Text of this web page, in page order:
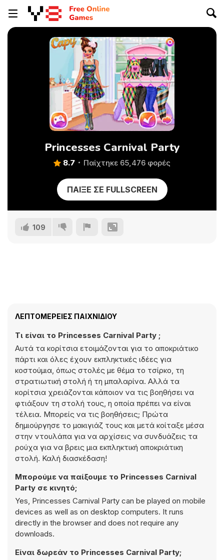
Princesses Carnival Party
8.7 Παίχτηκε 65,476 φορές
ΠΑΊΞΕ ΣΕ FULLSCREEN
109
ΛΕΠΤΟΜΈΡΕΙΕΣ ΠΑΙΧΝΙΔΙΟΎ
Τι είναι το Princesses Carnival Party ;
Αυτά τα κορίτσια ετοιμάζονται για το αποκριάτικο
πάρτι και όλες έχουν εκπληκτικές ιδέες για
κοστούμια, όπως στολές με θέμα το τσίρκο, τη
στρατιωτική στολή ή τη μπαλαρίνα. Αλλά τα
κορίτσια χρειάζονται κάποιον να τις βοηθήσει να
φτιάξουν τη στολή τους, η οποία πρέπει να είναι
τέλεια. Μπορείς να τις βοηθήσεις; Πρώτα
δημιούργησε το μακιγιάζ τους και μετά κοίταξε μέσα
στην ντουλάπα για να αρχίσεις να συνδυάζεις τα
ρούχα για να βρεις μια εκπληκτική αποκριάτικη
στολή. Καλή διασκέδαση!
Μπορούμε να παίξουμε το Princesses Carnival
Party σε κινητό;
Yes, Princesses Carnival Party can be played on mobile
devices as well as on desktop computers. It runs
directly in the browser and does not require any
downloads.
Είναι δωρεάν το Princesses Carnival Party;